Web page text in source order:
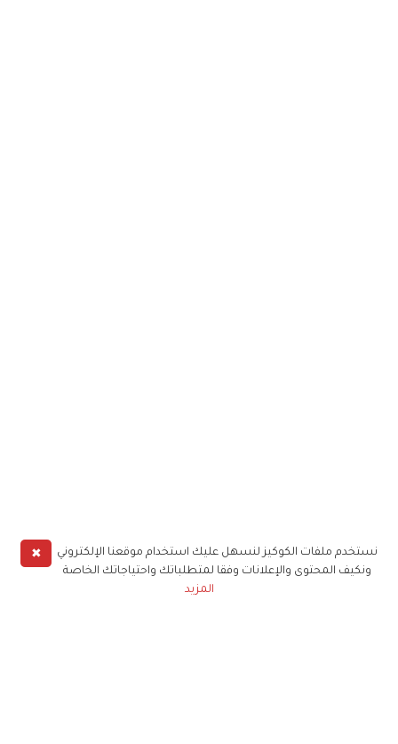
✖
نستخدم ملفات الكوكيز لنسهل عليك استخدام موقعنا الإلكتروني
ونكيف المحتوى والإعلانات وفقا لمتطلباتك واحتياجاتك الخاصة
المزيد